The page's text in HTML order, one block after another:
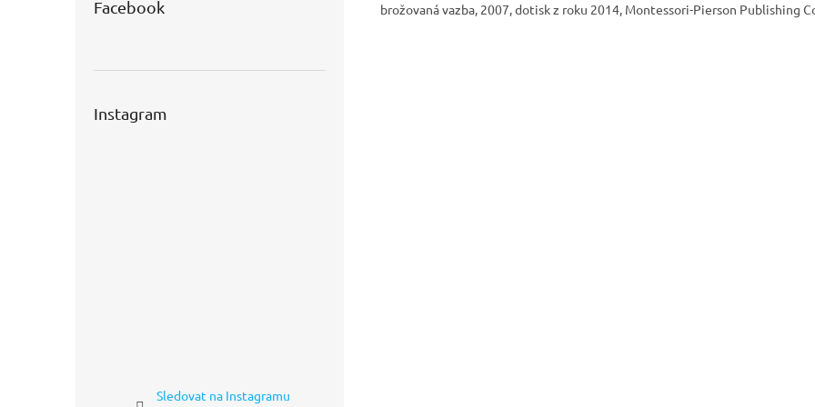
Facebook
Instagram
Sledovat na Instagramu
brožovaná vazba, 2007, dotisk z roku 2014, Montessori-Pierson Publishing